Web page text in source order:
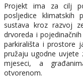
Projekt ima za cilj
posljedice klimatskih
sustava kroz razvoj
drvoreda i
parkirališta i prostore
pružaju ugodne
mjeseci, a
otvorenom.